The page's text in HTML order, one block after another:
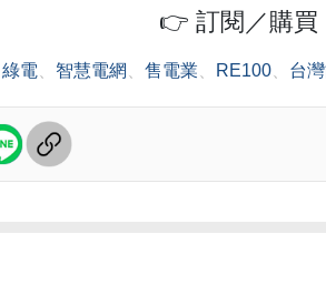
👉 訂閱／購買
綠電 智慧電網 售電業 RE100 台